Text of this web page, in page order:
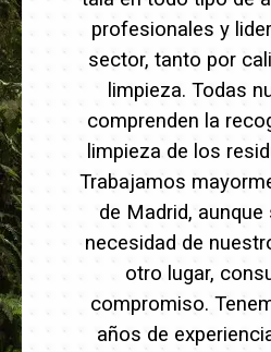
profesionales y
sector, tanto por
limpieza. Todas
comprenden la
limpieza de los
Trabajamos
de Madrid,
necesidad de
otro lugar,
compromiso.
años de